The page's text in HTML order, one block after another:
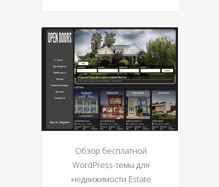
Обзор бесплатной
WordPress-темы для
недвижимости Estate